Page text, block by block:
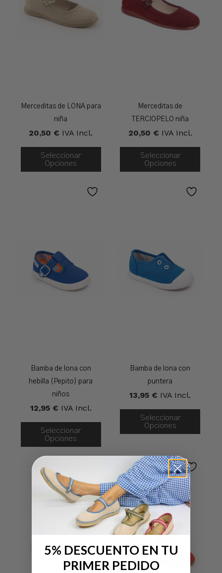
Merceditas de LONA para
niña
20,50 € IVA Incl.
Seleccionar
Opciones
Merceditas de
TERCIOPELO niña
20,50 € IVA Incl.
Seleccionar
Opciones
Bamba de lona con
hebilla (Pepito) para
niños
12,95 € IVA Incl.
Seleccionar
Opciones
Bamba de lona con
puntera
13,95 € IVA Incl.
Seleccionar
Opciones
5% DESCUENTO EN TU
PRIMER PEDIDO